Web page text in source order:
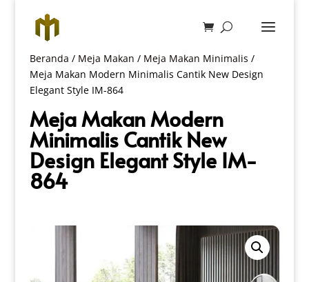
Beranda / Meja Makan / Meja Makan Minimalis /
Meja Makan Modern Minimalis Cantik New Design
Elegant Style IM-864
Meja Makan Modern
Minimalis Cantik New
Design Elegant Style IM-
864